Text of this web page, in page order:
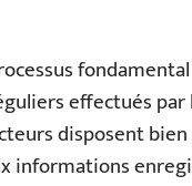
effectués par
disposent
informations